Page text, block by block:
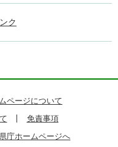
ク
ページについて
免責事項
庁ホームページへ